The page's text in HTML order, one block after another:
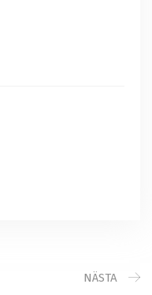
NÄSTA